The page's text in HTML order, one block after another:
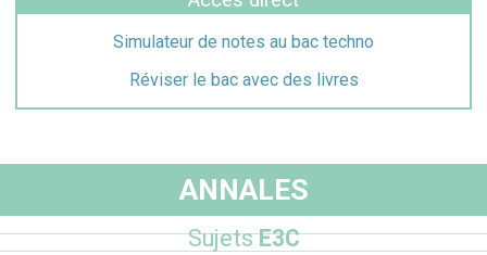
Simulateur de notes au bac techno
Réviser le bac avec des livres
ANNALES
SujetsE3C